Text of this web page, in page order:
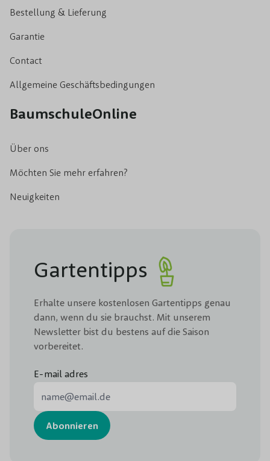
Bestellung & Lieferung
Garantie
Contact
Allgemeine Geschäftsbedingungen
BaumschuleOnline
Über ons
Möchten Sie mehr erfahren?
Neuigkeiten
Gartentipps
Erhalte unsere kostenlosen Gartentipps genau
dann, wenn du sie brauchst. Mit unserem
Newsletter bist du bestens auf die Saison
vorbereitet.
E-mail adres
Abonnieren